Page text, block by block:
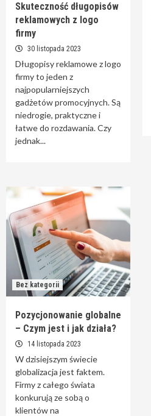
Skuteczność długopisów
reklamowych z logo
firmy
30 listopada 2023
Długopisy reklamowe z logo
firmy to jeden z
najpopularniejszych
gadżetów promocyjnych. Są
niedrogie, praktyczne i
łatwe do rozdawania. Czy
jednak...
Bez kategorii
Pozycjonowanie globalne
– Czym jest i jak działa?
14 listopada 2023
W dzisiejszym świecie
globalizacja jest faktem.
Firmy z całego świata
konkurują ze sobą o
klientów na